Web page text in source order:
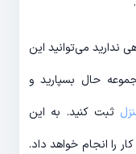
ندارید می‌توانید این
حال بسپارید و
ثبت کنید. به این
را انجام خواهد داد.